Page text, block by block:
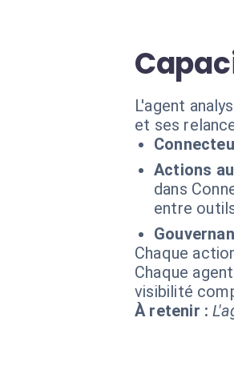
L'agent
et ses
Actions
dans
entre
Chaque
Chaque
visibilité
À retenir :